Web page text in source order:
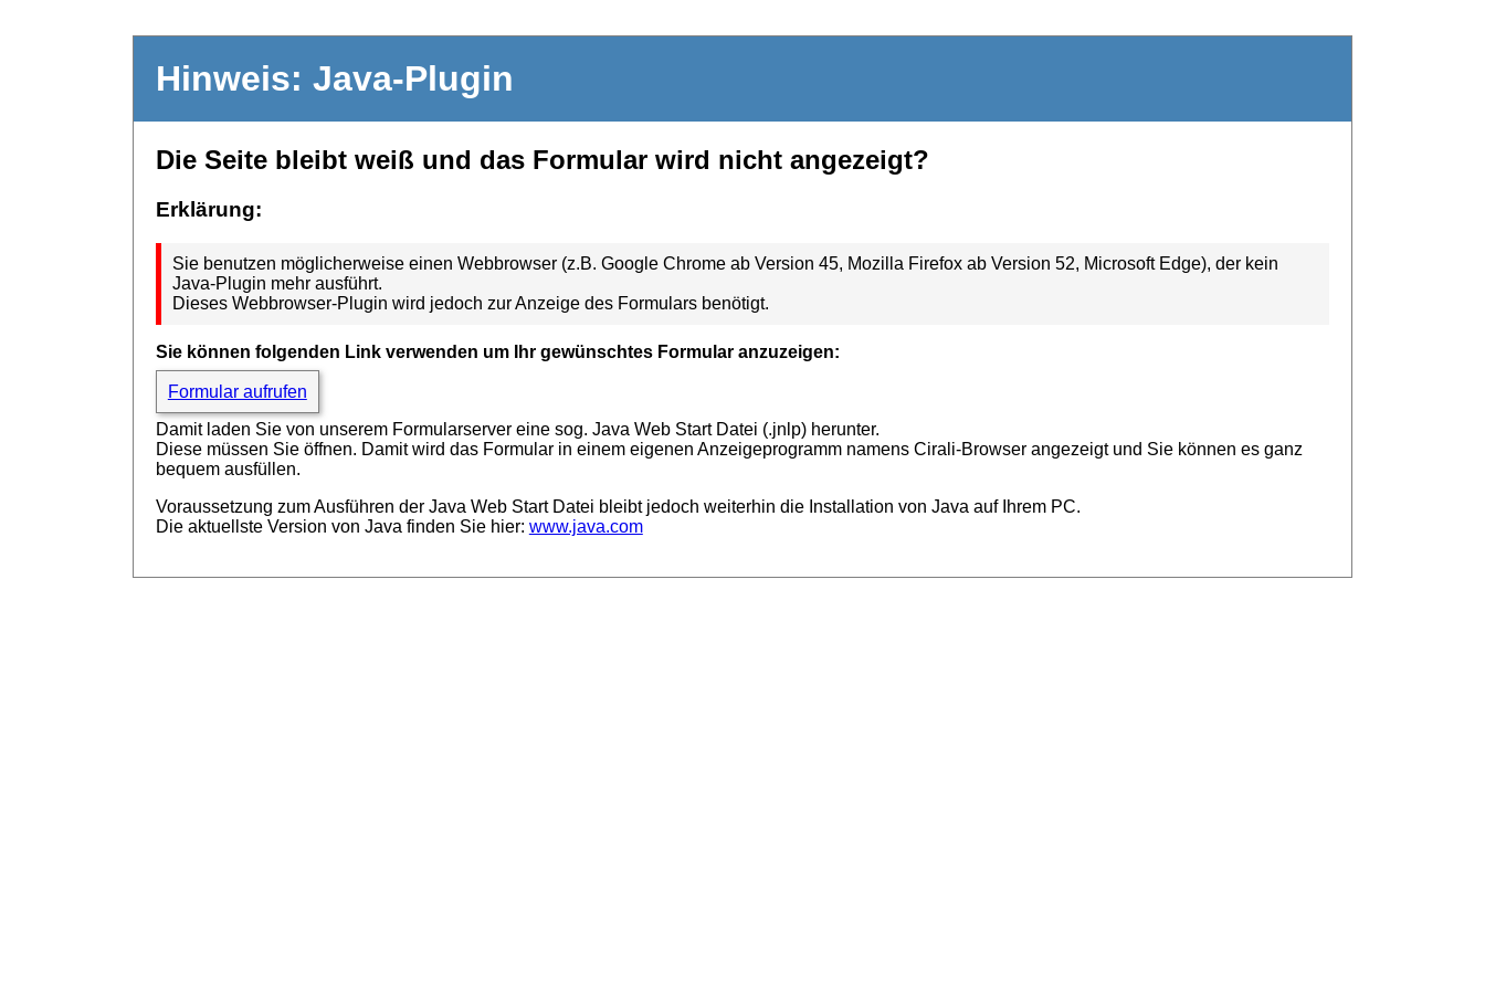
Hinweis: Java-Plugin
Die Seite bleibt weiß und das Formular wird nicht angezeigt?
Erklärung:
Sie benutzen möglicherweise einen Webbrowser (z.B. Google Chrome ab Version 45, Mozilla Firefox ab Version 52, Microsoft Edge), der kein
Java-Plugin mehr ausführt.
Dieses Webbrowser-Plugin wird jedoch zur Anzeige des Formulars benötigt.
Sie können folgenden Link verwenden um Ihr gewünschtes Formular anzuzeigen:
Formular aufrufen
Damit laden Sie von unserem Formularserver eine sog. Java Web Start Datei (.jnlp) herunter.
Diese müssen Sie öffnen. Damit wird das Formular in einem eigenen Anzeigeprogramm namens Cirali-Browser angezeigt und Sie können es ganz
bequem ausfüllen.
Voraussetzung zum Ausführen der Java Web Start Datei bleibt jedoch weiterhin die Installation von Java auf Ihrem PC.
Die aktuellste Version von Java finden Sie hier: www.java.com